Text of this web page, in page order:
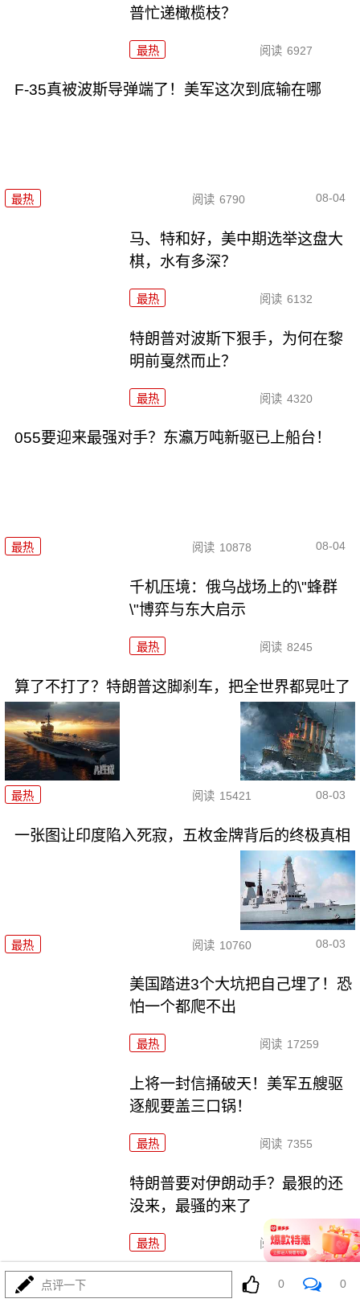
普忙递橄榄枝？
最热 阅读 6927
F-35真被波斯导弹端了！美军这次到底输在哪
最热 阅读 6790 08-04
马、特和好，美中期选举这盘大
棋，水有多深？
最热 阅读 6132
特朗普对波斯下狠手，为何在黎
明前戛然而止？
最热 阅读 4320
055要迎来最强对手？东瀛万吨新驱已上船台！
最热 阅读 10878 08-04
千机压境：俄乌战场上的\"蜂群
\"博弈与东大启示
最热 阅读 8245
算了不打了？特朗普这脚刹车，把全世界都晃吐了
最热 阅读 15421 08-03
一张图让印度陷入死寂，五枚金牌背后的终极真相
最热 阅读 10760 08-03
美国踏进3个大坑把自己埋了！恐
怕一个都爬不出
最热 阅读 17259
上将一封信捅破天！美军五艘驱
逐舰要盖三口锅！
最热 阅读 7355
特朗普要对伊朗动手？最狠的还
没来，最骚的来了
最热 阅读 5957
特朗普这狼来了连演十遍，伊朗：你猜我信不信？
点评一下 0 0